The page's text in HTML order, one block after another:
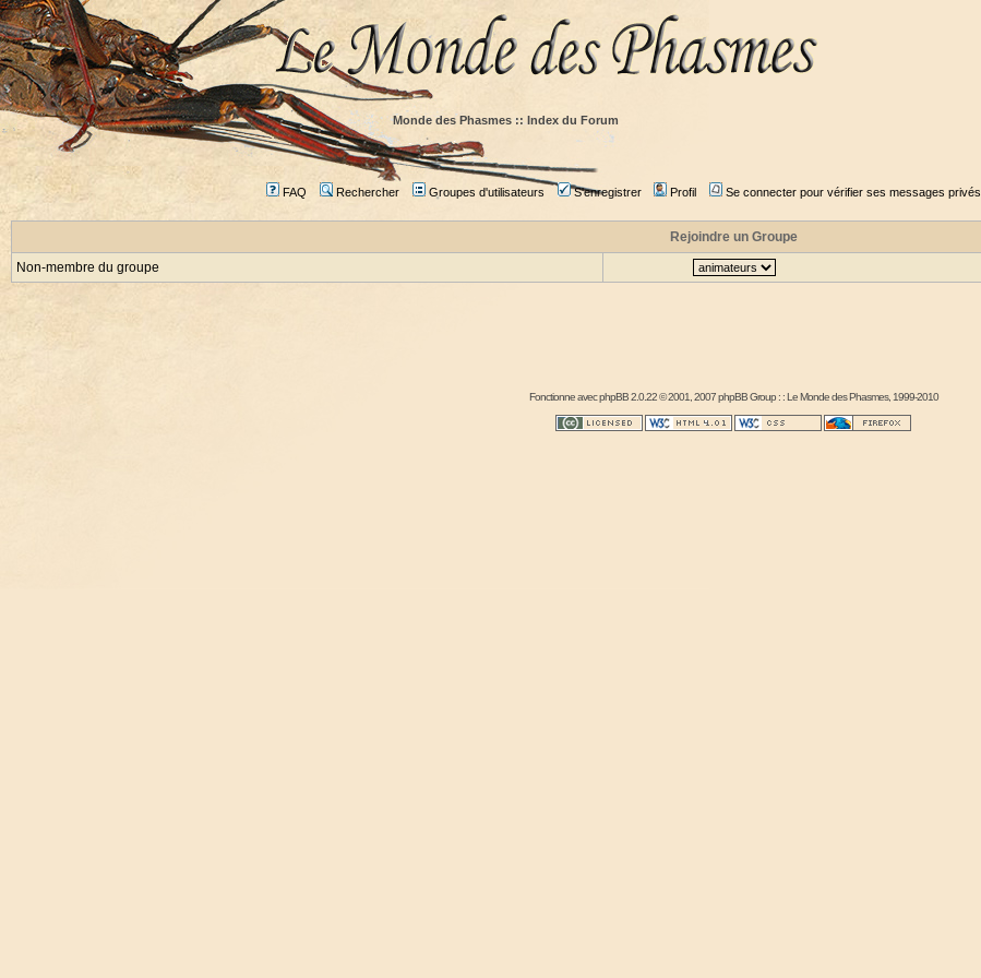
Monde des Phasmes :: Index du Forum
FAQ Rechercher Groupes d'utilisateurs S'enregistrer Profil Se connecter pour vérifier ses messages privés
Rejoindre un Groupe
Non-membre du groupe
Fonctionne avecphpBB2.0.22 © 2001, 2007 phpBB Group : :Le Monde des Phasmes, 1999-2010